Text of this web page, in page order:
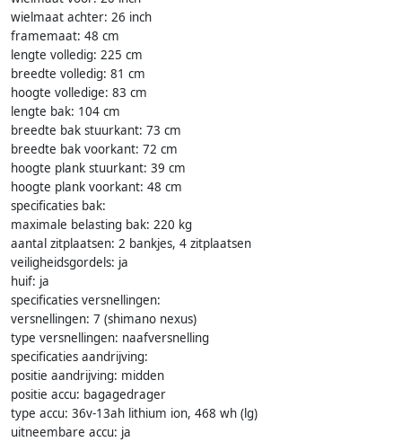
wielmaat achter: 26 inch
framemaat: 48 cm
lengte volledig: 225 cm
breedte volledig: 81 cm
hoogte volledige: 83 cm
lengte bak: 104 cm
breedte bak stuurkant: 73 cm
breedte bak voorkant: 72 cm
hoogte plank stuurkant: 39 cm
hoogte plank voorkant: 48 cm
specificaties bak:
maximale belasting bak: 220 kg
aantal zitplaatsen: 2 bankjes, 4 zitplaatsen
veiligheidsgordels: ja
huif: ja
specificaties versnellingen:
versnellingen: 7 (shimano nexus)
type versnellingen: naafversnelling
specificaties aandrijving:
positie aandrijving: midden
positie accu: bagagedrager
type accu: 36v-13ah lithium ion, 468 wh (lg)
uitneembare accu: ja